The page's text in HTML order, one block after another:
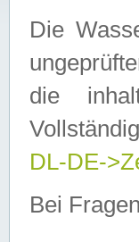
Die
die
DL-DE-
Bei